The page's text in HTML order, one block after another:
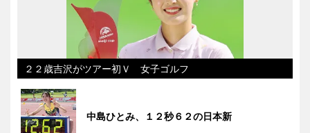
２２歳吉沢がツアー初Ｖ 女子ゴルフ
中島ひとみ、１２秒６２の日本新